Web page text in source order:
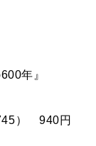
年』
） 940円